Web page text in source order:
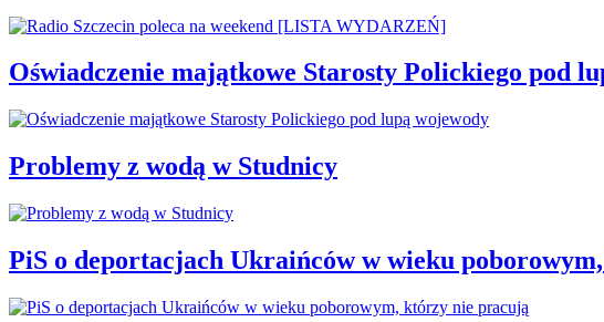
Oświadczenie majątkowe Starosty Polickiego pod
Problemy z wodą w Studnicy
PiS o deportacjach Ukraińców w wieku